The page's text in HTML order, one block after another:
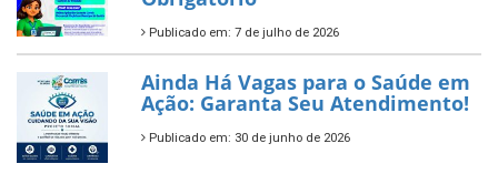
Publicado em: 7 de julho de 2026
Ainda Há Vagas para o Saúde em
Ação: Garanta Seu Atendimento!
Publicado em: 30 de junho de 2026